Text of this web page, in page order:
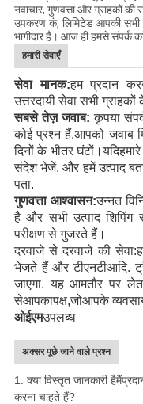
नवाचार, गुणवत्ता और ग्राहकों
उपकरण कं, लिमिटेड आपकी
भागीदार है। आज ही हमसे संपर्क
हमारी सेवाएँ
सेवा मानक:हम प्रदान
उत्तरदायी सेवा सभी ग्राहकों
सबसे तेज़ जवाब: कृपया
कोई प्रश्न हैं.आपको जवाब
दिनों के भीतर घंटों।यदि
संदेश भेजें, और हमें उत्पाद
पता.
गुणवत्ता आश्वासन:उन्नत
है और सभी उत्पाद शिपिंग
परीक्षण से गुजरते हैं।
दरवाजे से दरवाजे की सेवा:
भेजते हैं और टीएनटीआदि.
जाएगा. यह आमतौर पर
सेआपकापक्ष,जोआपके
ओईएमउपलब्ध
अक्सर पूछे जाने वाले प्रश्न
1. क्या विस्तृत जानकारी हैमैं
करना चाहते हैं?